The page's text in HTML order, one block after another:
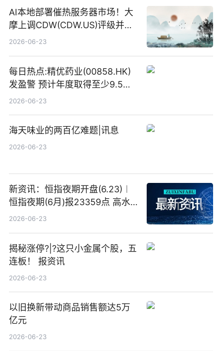
AI本地部署催热服务器市场！大
摩上调CDW(CDW.US)评级并看
高IBM(IBM.US)戴尔(DELL.US)
2026-06-23
每日热点:精优药业(00858.HK)
发盈警 预计年度取得至少9.5亿
港元的亏损 同比盈转亏
2026-06-23
海天味业的两百亿难题|讯息
2026-06-23
新资讯：恒指夜期开盘(6.23)︱
恒指夜期(6月)报23359点 高水
23点
2026-06-23
揭秘涨停?|?这只小金属个股，五
连板！ 报资讯
2026-06-23
以旧换新带动商品销售额达5万
亿元
2026-06-23